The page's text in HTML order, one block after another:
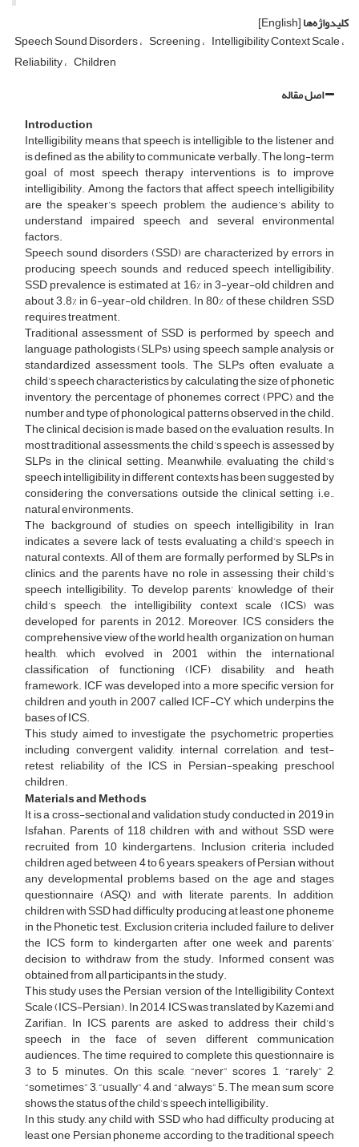
کلیدواژه‌ها[English]
Speech Sound Disorders Screening Intelligibility Context Scale
Reliability Children
اصل مقاله
Introduction
Intelligibility means that speech is intelligible to the listener and
is defined as the ability to communicate verbally. The long-term
goal of most speech therapy interventions is to improve
intelligibility. Among the factors that affect speech intelligibility
are the speaker’s speech problem, the audience’s ability to
understand impaired speech, and several environmental
factors.
Speech sound disorders (SSD) are characterized by errors in
producing speech sounds and reduced speech intelligibility.
SSD prevalence is estimated at 16% in 3-year-old children and
about 3.8% in 6-year-old children. In 80% of these children, SSD
requires treatment.
Traditional assessment of SSD is performed by speech and
language pathologists (SLPs) using speech sample analysis or
standardized assessment tools. The SLPs often evaluate a
child’s speech characteristics by calculating the size of phonetic
inventory, the percentage of phonemes correct (PPC), and the
number and type of phonological patterns observed in the child.
The clinical decision is made based on the evaluation results. In
most traditional assessments, the child’s speech is assessed by
SLPs in the clinical setting. Meanwhile, evaluating the child’s
speech intelligibility in different contexts has been suggested by
considering the conversations outside the clinical setting, i.e.,
natural environments.
The background of studies on speech intelligibility in Iran
indicates a severe lack of tests evaluating a child’s speech in
natural contexts. All of them are formally performed by SLPs in
clinics, and the parents have no role in assessing their child’s
speech intelligibility. To develop parents’ knowledge of their
child’s speech, the intelligibility context scale (ICS) was
developed for parents in 2012. Moreover, ICS considers the
comprehensive view of the world health organization on human
health, which evolved in 2001 within the international
classification of functioning (ICF), disability, and heath
framework. ICF was developed into a more specific version for
children and youth in 2007 called ICF-CY, which underpins the
bases of ICS.
This study aimed to investigate the psychometric properties,
including convergent validity, internal correlation, and test-
retest reliability of the ICS in Persian-speaking preschool
children.
Materials and Methods
It is a cross-sectional and validation study conducted in 2019 in
Isfahan. Parents of 118 children with and without SSD were
recruited from 10 kindergartens. Inclusion criteria included
children aged between 4 to 6 years, speakers of Persian, without
any developmental problems based on the age and stages
questionnaire (ASQ), and with literate parents. In addition,
children with SSD had difficulty producing at least one phoneme
in the Phonetic test. Exclusion criteria included failure to deliver
the ICS form to kindergarten after one week and parents’
decision to withdraw from the study. Informed consent was
obtained from all participants in the study.
This study uses the Persian version of the Intelligibility Context
Scale (ICS-Persian). In 2014, ICS was translated by Kazemi and
Zarifian. In ICS, parents are asked to address their child’s
speech in the face of seven different communication
audiences. The time required to complete this questionnaire is
3 to 5 minutes. On this scale, “never” scores 1, “rarely” 2,
“sometimes” 3, “usually” 4, and “always” 5. The mean sum score
shows the status of the child’s speech intelligibility.
In this study, any child with SSD who had difficulty producing at
least one Persian phoneme according to the traditional speech